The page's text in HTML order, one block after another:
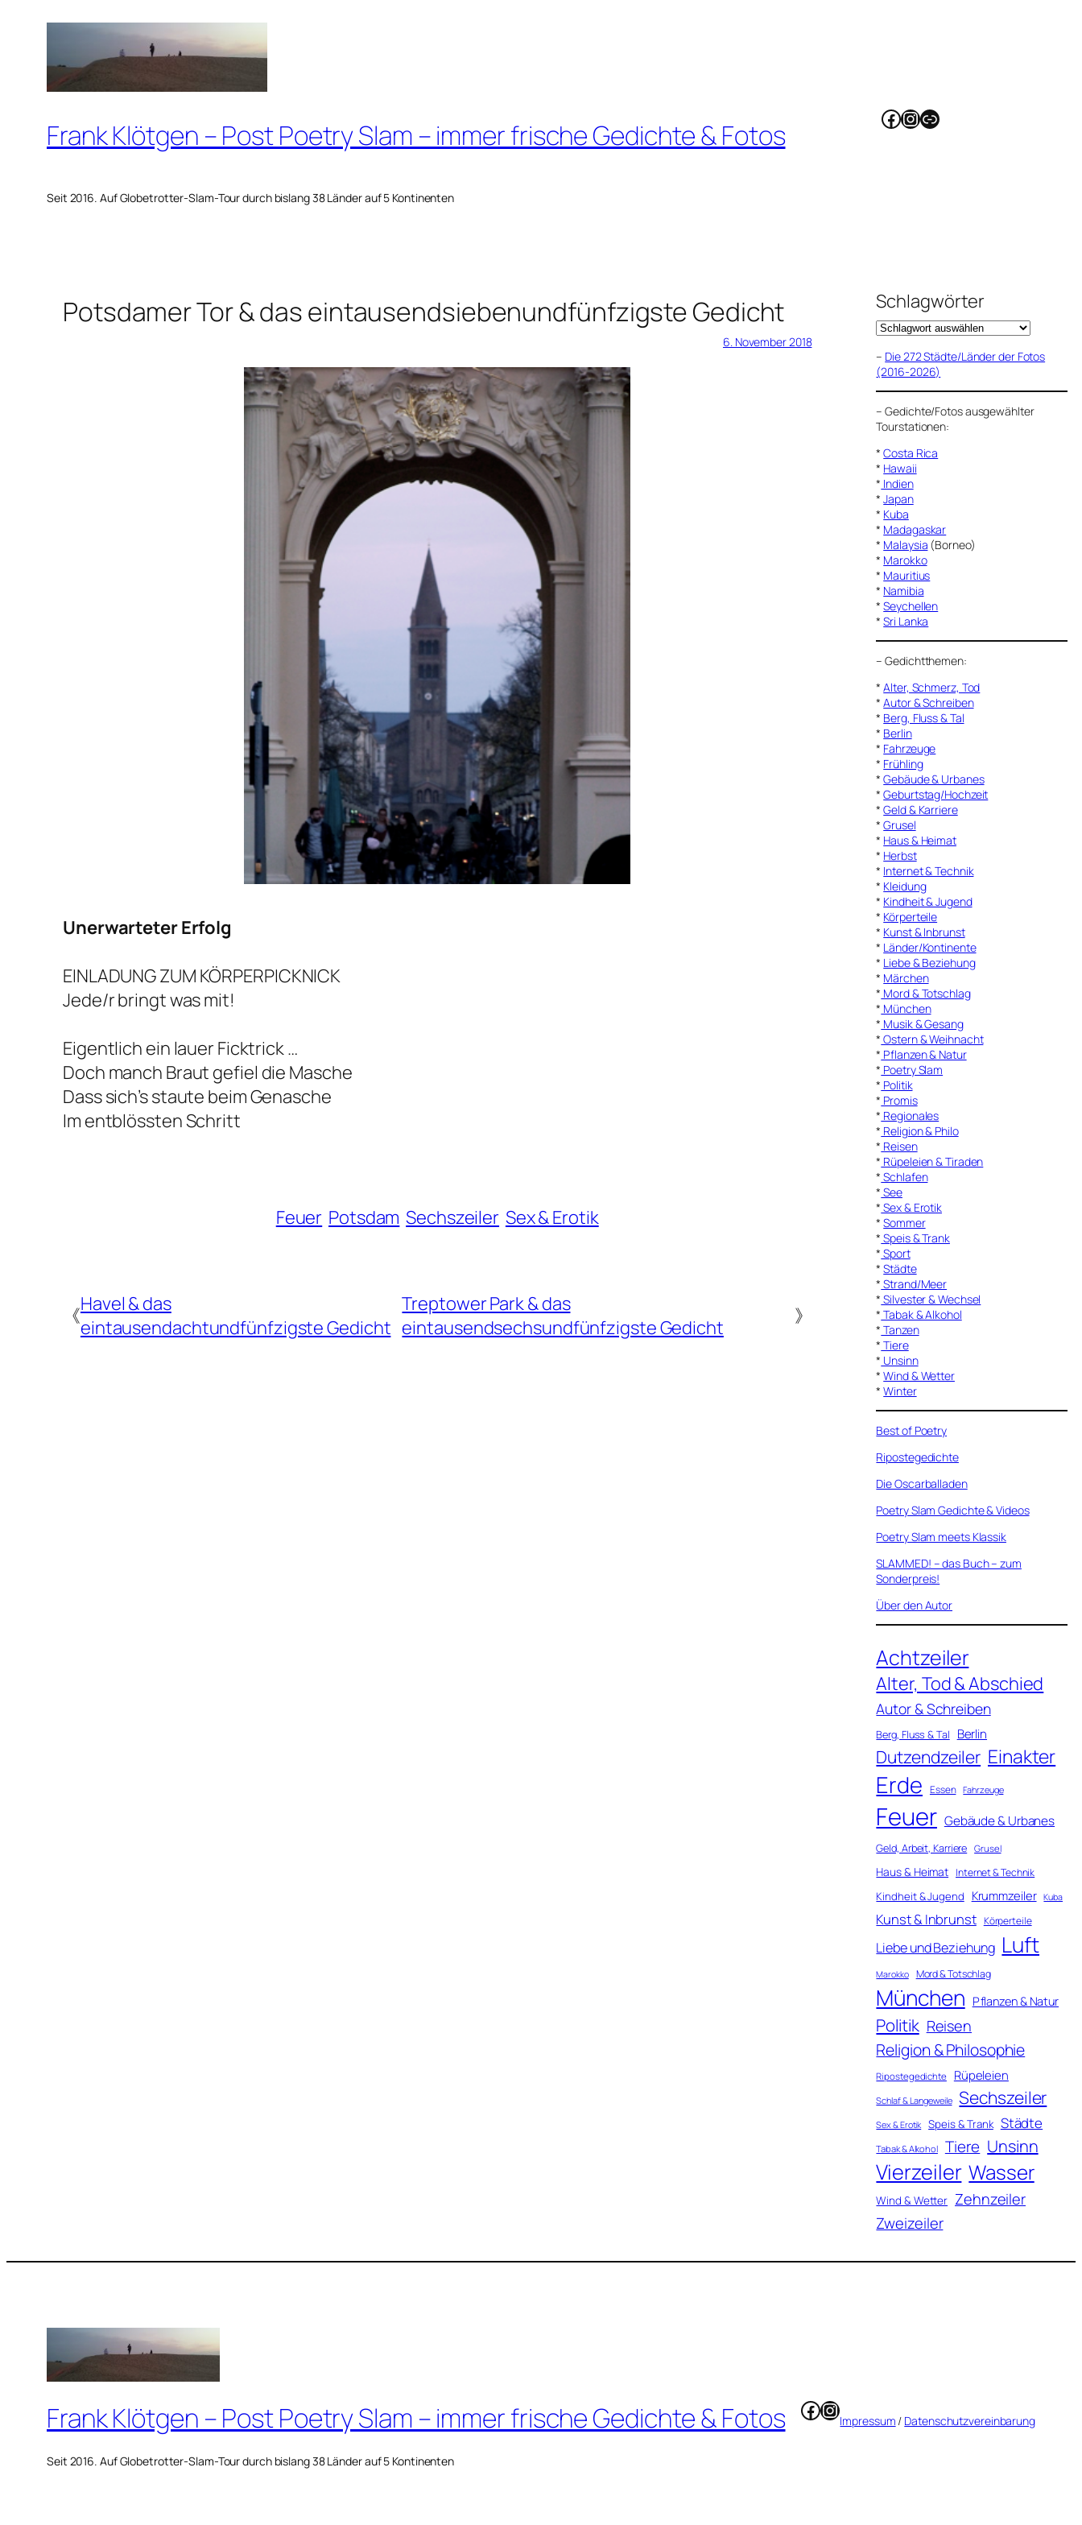
springen
Frank Klötgen – Post Poetry Slam – immer frische Gedichte & Fotos
Seit 2016. Auf Globetrotter-Slam-Tour durch bislang 38 Länder auf 5 Kontinenten
Facebook
Instagram
Link
Potsdamer Tor & das eintausendsiebenundfünfzigste Gedicht
6. November 2018
Unerwarteter Erfolg
EINLADUNG ZUM KÖRPERPICKNICK
Jede/r bringt was mit!
Eigentlich ein lauer Ficktrick …
Doch manch Braut gefiel die Masche
Dass sich’s staute beim Genasche
Im entblössten Schritt
Feuer Potsdam Sechszeiler Sex & Erotik
《Havel & das
eintausendachtundfünfzigste Gedicht
Treptower Park & das
eintausendsechsundfünfzigste Gedicht
》
Schlagwörter
– Die 272 Städte/Länder der Fotos
(2016-2026)
–Gedichte/Fotos ausgewählter
Tourstationen:
*Costa Rica
* Hawaii
* Indien
*Japan
* Kuba
* Madagaskar
* Malaysia (Borneo)
* Marokko
* Mauritius
* Namibia
*Seychellen
*Sri Lanka
–Gedichtthemen:
*Alter, Schmerz, Tod
*Autor & Schreiben
* Berg, Fluss & Tal
* Berlin
* Fahrzeuge
* Frühling
*Gebäude & Urbanes
*Geburtstag/Hochzeit
*Geld & Karriere
*Grusel
* Haus & Heimat
* Herbst
* Internet & Technik
* Kleidung
* Kindheit & Jugend
* Körperteile
* Kunst & Inbrunst
* Länder/Kontinente
* Liebe & Beziehung
* Märchen
* Mord & Totschlag
* München
* Musik & Gesang
* Ostern & Weihnacht
* Pflanzen & Natur
* Poetry Slam
* Politik
* Promis
* Regionales
* Religion & Philo
* Reisen
* Rüpeleien & Tiraden
* Schlafen
* See
* Sex & Erotik
*Sommer
* Speis & Trank
* Sport
*Städte
* Strand/Meer
* Silvester & Wechsel
* Tabak & Alkohol
* Tanzen
* Tiere
* Unsinn
*Wind & Wetter
*Winter
Best of Poetry
Ripostegedichte
Die Oscarballaden
Poetry Slam Gedichte & Videos
Poetry Slam meets Klassik
SLAMMED! – das Buch – zum
Sonderpreis!
Über den Autor
Achtzeiler
Alter, Tod & Abschied
Autor & Schreiben
Berg, Fluss & Tal Berlin
Dutzendzeiler Einakter
Erde Essen Fahrzeuge
Feuer Gebäude & Urbanes
Geld, Arbeit, Karriere Grusel
Haus & Heimat Internet & Technik
Kindheit & Jugend Krummzeiler Kuba
Kunst & Inbrunst Körperteile
Liebe und Beziehung Luft
Marokko Mord & Totschlag
München Pflanzen & Natur
Politik Reisen
Religion & Philosophie
Ripostegedichte Rüpeleien
Schlaf & Langeweile Sechszeiler
Sex & Erotik Speis & Trank Städte
Tabak & Alkohol Tiere Unsinn
Vierzeiler Wasser
Wind & Wetter Zehnzeiler
Zweizeiler
Frank Klötgen – Post Poetry Slam – immer frische Gedichte & Fotos
Seit 2016. Auf Globetrotter-Slam-Tour durch bislang 38 Länder auf 5 Kontinenten
Facebook
Instagram
Impressum / Datenschutzvereinbarung